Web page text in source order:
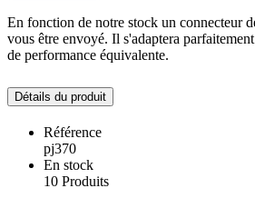
En fonction de notre stock un connecteur
vous être envoyé. Il s'adaptera
de performance équivalente.
Détails du produit
Référence
pj370
En stock
10 Produits